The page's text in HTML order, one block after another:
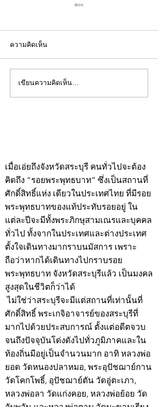
คอลัมน์"จับชีพจรวงการ
พระ"ประจำพุธที่ 29
ความคิดเห็น
เขียนความคิดเห็น…
เมื่อเอ่ยถึงจังหวัดสระบุรี คนทั่วไปจะต้อง
คิดถึง “รอยพระพุทธบาท” ซึ่งเป็นสถานที่
ศักดิ์สิทธิ์แห่ง เดียวในประเทศไทย ที่มีรอย
พระพุทธบาทของแท้ประทับรอยอยู่ ใน
แต่ละปีจะมีทั้งพระภิกษุสามเณรและบุคคล
ทั่วไป ทั้งจากในประเทศและต่างประเทศ
ตั้งใจเดินทางมากราบนมัสการ เพราะ
ถือว่าหากได้เดินทางไปกราบรอย
พระพุทธบาท จังหวัดสระบุรีแล้ว เป็นมงคล
สูงสุดในชีวิตก็ว่าได้
ไม่ใช่ว่าสระบุรีจะมีแต่สถานที่เท่านั้นที่
ศักดิ์สิทธิ์ พระเกจิอาจารย์ของสระบุรีที่
มากไปด้วยประสบการณ์ ตั้งแต่อดีตจวบ
จนถึงปัจจุบันโด่งดังไปทั่วภูมิภาคและใน
ท้องถิ่นมีอยู่เป็นจำนวนมาก อาทิ หลวงพ่อ
ยอด วัดหนองปลาหมอ, พระอุปัชฌาย์กาน
วัดโคกโพธิ์, อุปัชฌาย์ตัน วัดอู่ตะเภา,
หลวงพ่อลา วัดแก่งคอย, หลวงพ่อย้อย วัด